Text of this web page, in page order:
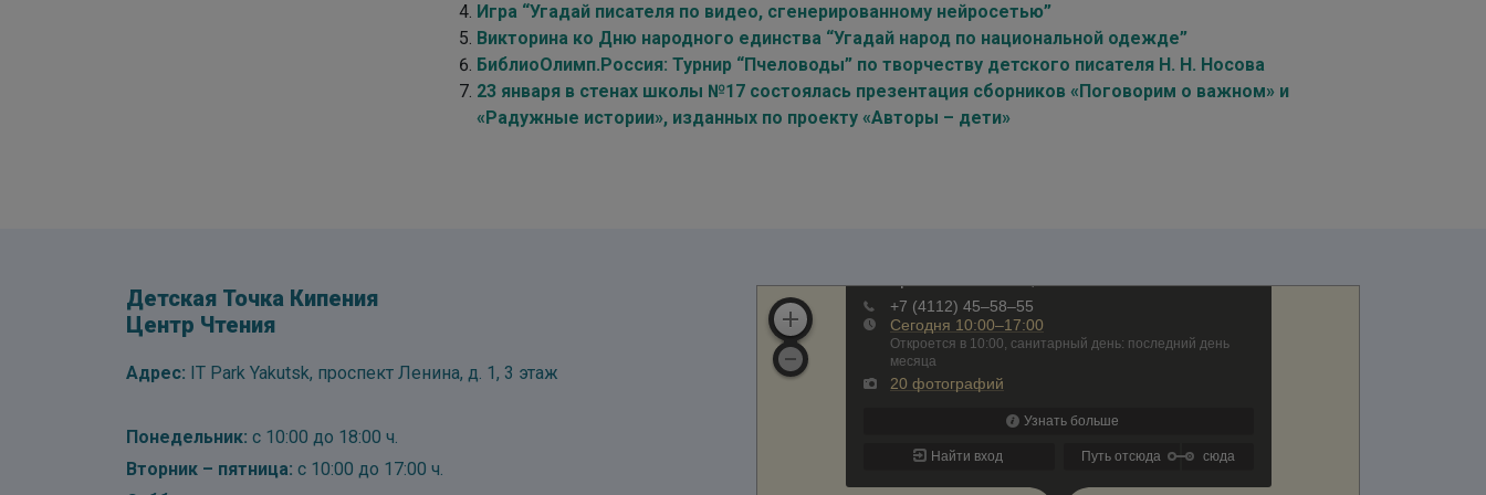
Игра “Угадай писателя по видео, сгенерированному нейросетью”
Викторина ко Дню народного единства “Угадай народ по национальной одежде”
БиблиоОлимп.Россия: Турнир “Пчеловоды” по творчеству детского писателя Н. Н. Носова
23 января в стенах школы №17 состоялась презентация сборников «Поговорим о важном» и
«Радужные истории», изданных по проекту «Авторы – дети»
Детская Точка Кипения
Центр Чтения
Адрес: IT Park Yakutsk, проспект Ленина, д. 1, 3 этаж
Понедельник: с 10:00 до 18:00 ч.
Вторник – пятница: с 10:00 до 17:00 ч.